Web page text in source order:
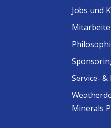
Jobs und
Service-
Minerals